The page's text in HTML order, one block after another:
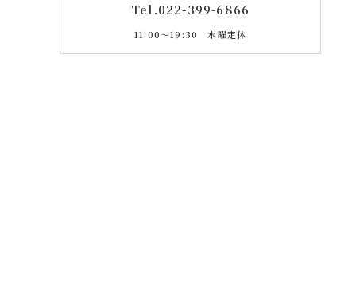
Tel.022-399-6866
11:00〜19:30 水曜定休